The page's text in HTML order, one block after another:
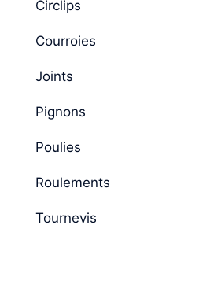
Circlips
Courroies
Joints
Pignons
Poulies
Roulements
Tournevis